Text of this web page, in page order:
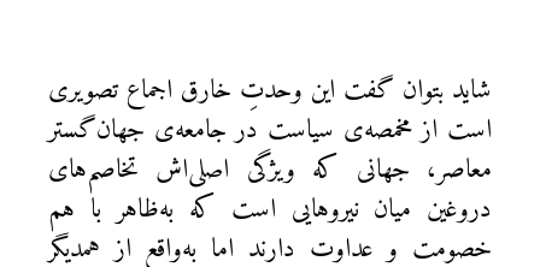
شاید بتوان گفت این وحدتِ خارق اجماع تصویری
است از مخمصه‌ی سیاست در جامعه‌ی جهان‌گستر
معاصر، جهانی که ویژگی اصلی‌ا‌ش تخاصم‌های
دروغین میان نیروهایی است که به‌ظاهر با هم
خصومت و عداوت دارند اما به‌واقع از همدیگر